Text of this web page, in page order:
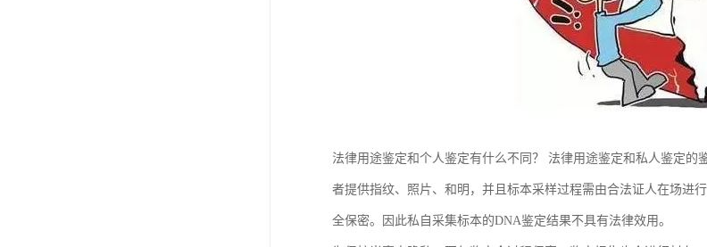
法律用途鉴定和个人鉴定有什么不同？ 法律用途鉴定和私人鉴定
者提供指纹、照片、和明，并且标本采样过程需由合法证人在场进
全保密。因此私自采集标本的DNA鉴定结果不具有法律效用。